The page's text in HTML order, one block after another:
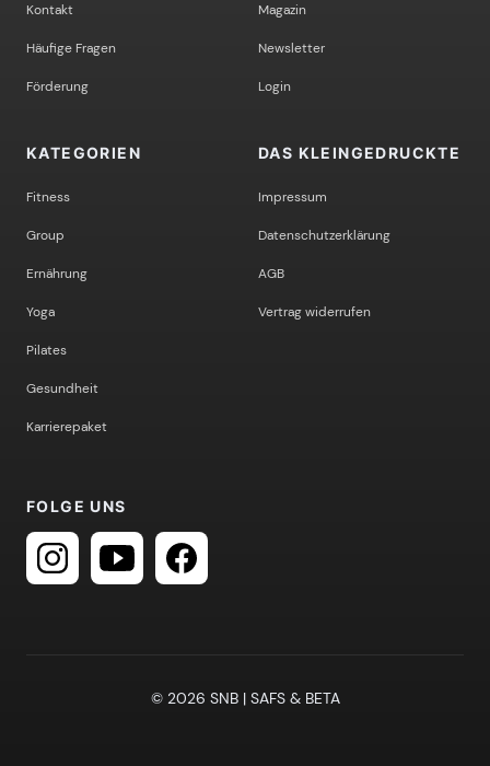
Kontakt
Häufige Fragen
Förderung
Magazin
Newsletter
Login
KATEGORIEN
Fitness
Group
Ernährung
Yoga
Pilates
Gesundheit
Karrierepaket
DAS KLEINGEDRUCKTE
Impressum
Datenschutzerklärung
AGB
Vertrag widerrufen
FOLGE UNS
© 2026 SNB | SAFS & BETA